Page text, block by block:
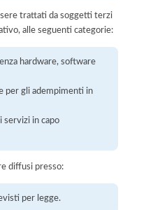
trattati da soggetti terzi
alle seguenti categorie:
hardware, software
per gli adempimenti in
servizi in capo
diffusi presso:
per legge.